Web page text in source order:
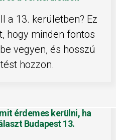
a 13. kerületben? Ez
hogy minden fontos
vegyen, és hosszú
hozzon.
érdemes kerülni, ha
Budapest 13.